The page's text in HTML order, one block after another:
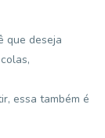
que deseja
essa também é